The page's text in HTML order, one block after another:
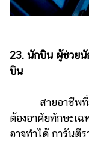
23. นักบิน ผู้ช่วยนั
บิน
สายอาชีพที่มีส
ต้องอาศัยทักษะเฉ
อาจทำได้ การันตี